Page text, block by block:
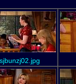
sjbunzj02.jpg